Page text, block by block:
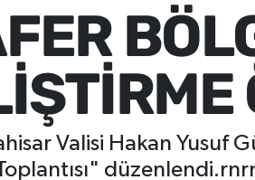
Valisi Hakan Yusuf